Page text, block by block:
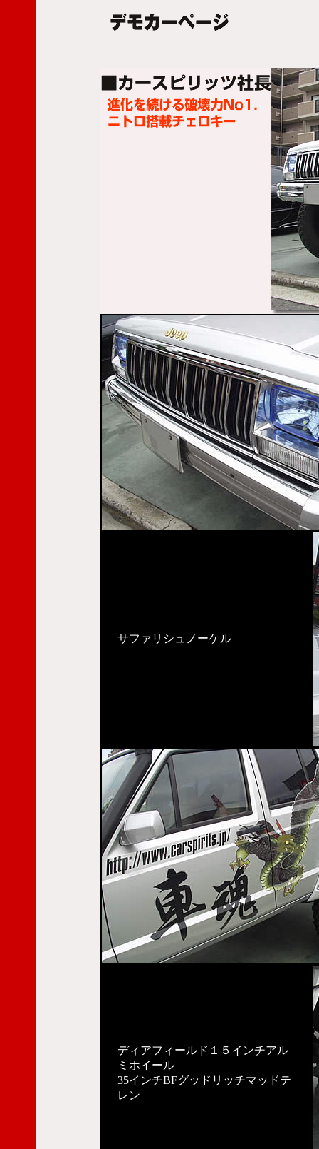
サファリシュノーケル
ディアフィールド１５インチアル
ミホイール
35インチBFグッドリッチマッドテ
レン